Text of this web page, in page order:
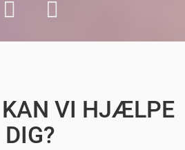
KAN VI HJÆLPE
DIG?